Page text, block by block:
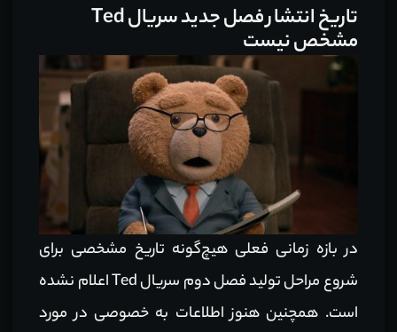
تاریخ انتشار فصل جدید سریال Ted
مشخص نیست
در بازه زمانی فعلی هیچ‌گونه تاریخ مشخصی برای
شروع مراحل تولید فصل دوم سریال Ted اعلام نشده
است. همچنین هنوز اطلاعات به خصوصی در مورد